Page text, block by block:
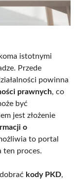
istotnymi
Przede
powinna
prawnych, co
być
jest złożenie
o
to portal
ten proces.
kody PKD,